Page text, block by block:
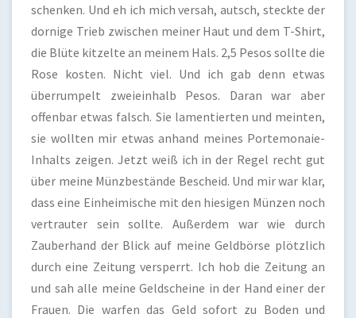
schenken. Und eh ich mich versah, autsch, steckte der
dornige Trieb zwischen meiner Haut und dem T-Shirt,
die Blüte kitzelte an meinem Hals. 2,5 Pesos sollte die
Rose kosten. Nicht viel. Und ich gab denn etwas
überrumpelt zweieinhalb Pesos. Daran war aber
offenbar etwas falsch. Sie lamentierten und meinten,
sie wollten mir etwas anhand meines Portemonaie-
Inhalts zeigen. Jetzt weiß ich in der Regel recht gut
über meine Münzbestände Bescheid. Und mir war klar,
dass eine Einheimische mit den hiesigen Münzen noch
vertrauter sein sollte. Außerdem war wie durch
Zauberhand der Blick auf meine Geldbörse plötzlich
durch eine Zeitung versperrt. Ich hob die Zeitung an
und sah alle meine Geldscheine in der Hand einer der
Frauen. Die warfen das Geld sofort zu Boden und